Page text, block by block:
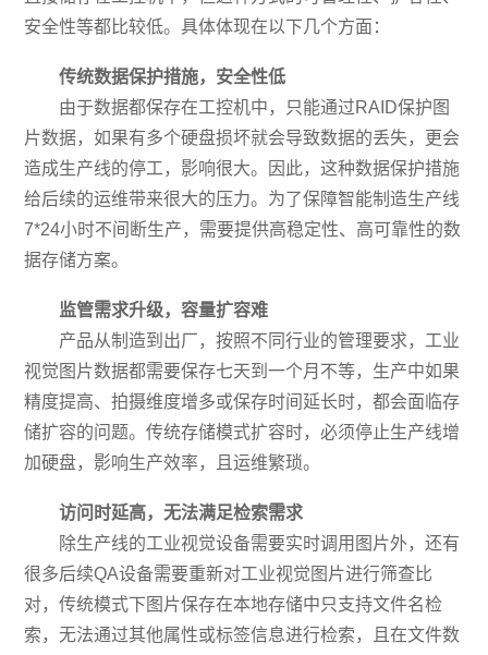
安全性等都比较低。具体体现在以下几个方面：
传统数据保护措施，安全性低
由于数据都保存在工控机中，只能通过RAID保护图
片数据，如果有多个硬盘损坏就会导致数据的丢失，更会
造成生产线的停工，影响很大。因此，这种数据保护措施
给后续的运维带来很大的压力。为了保障智能制造生产线
7*24小时不间断生产，需要提供高稳定性、高可靠性的数
据存储方案。
监管需求升级，容量扩容难
产品从制造到出厂，按照不同行业的管理要求，工业
视觉图片数据都需要保存七天到一个月不等，生产中如果
精度提高、拍摄维度增多或保存时间延长时，都会面临存
储扩容的问题。传统存储模式扩容时，必须停止生产线增
加硬盘，影响生产效率，且运维繁琐。
访问时延高，无法满足检索需求
除生产线的工业视觉设备需要实时调用图片外，还有
很多后续QA设备需要重新对工业视觉图片进行筛查比
对，传统模式下图片保存在本地存储中只支持文件名检
索，无法通过其他属性或标签信息进行检索，且在文件数